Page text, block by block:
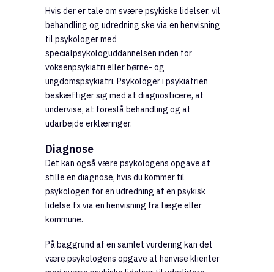
Hvis der er tale om svære psykiske lidelser, vil
behandling og udredning ske via en henvisning
til psykologer med
specialpsykologuddannelsen inden for
voksenpsykiatri eller børne- og
ungdomspsykiatri. Psykologer i psykiatrien
beskæftiger sig med at diagnosticere, at
undervise, at foreslå behandling og at
udarbejde erklæringer.
Diagnose
Det kan også være psykologens opgave at
stille en diagnose, hvis du kommer til
psykologen for en udredning af en psykisk
lidelse fx via en henvisning fra læge eller
kommune.
På baggrund af en samlet vurdering kan det
være psykologens opgave at henvise klienter